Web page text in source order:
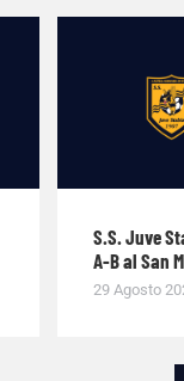
S.S. Juve
A-B al San
29 Agosto